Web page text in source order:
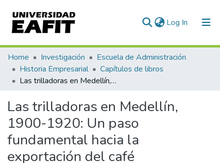
Log In (current)
Communities & Collections
All of DSpace
Home Investigación
Escuela de Administración
Historia Empresarial
Capítulos de libros
Las trilladoras en Medellín, 1900-1920: Un paso fundamental hacia la exportación del café
Las trilladoras en Medellín,
1900-1920: Un paso
fundamental hacia la
exportación del café